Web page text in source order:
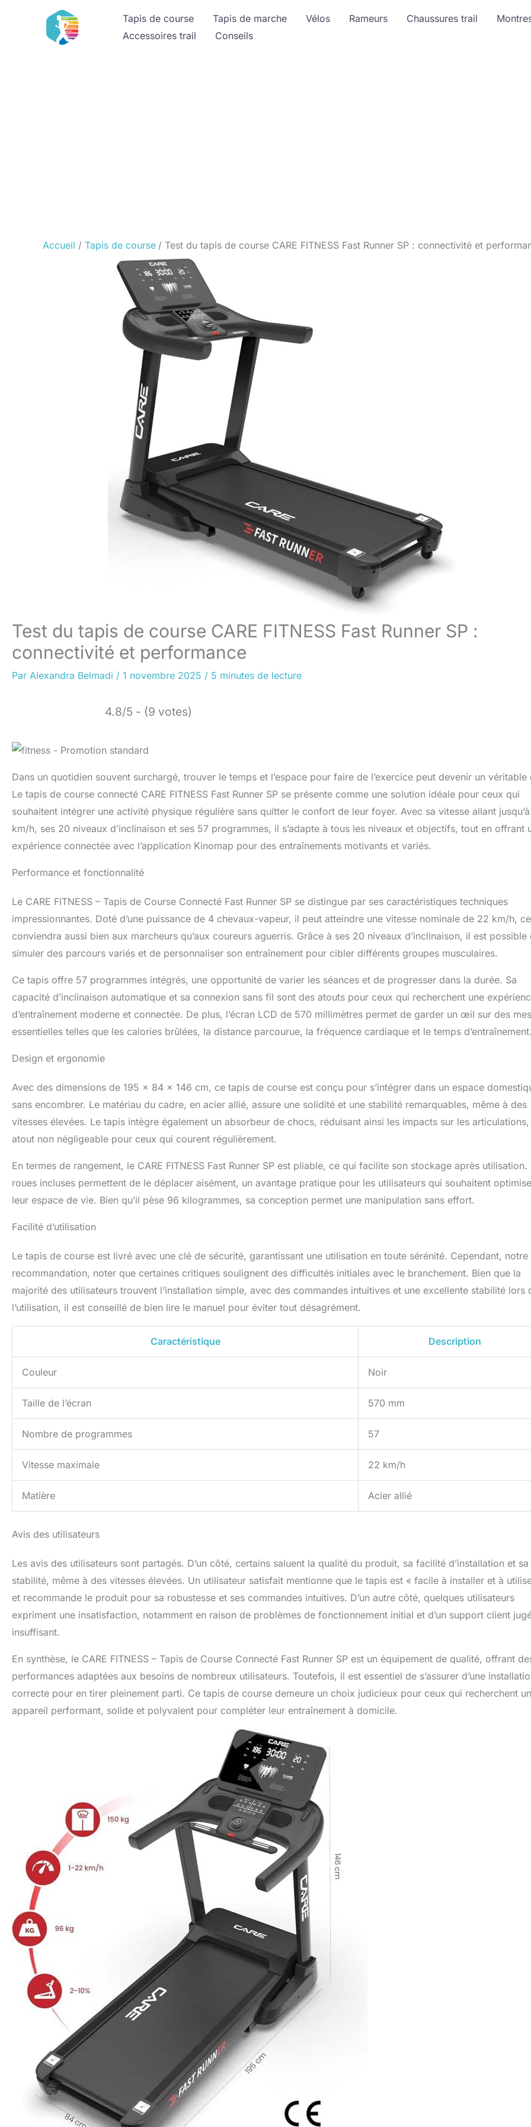
Tapis de course Tapis de marche Vélos Rameurs Chaussures trail
Accessoires trail
Conseils
Accueil Tapis de course Test du tapis de course CARE FITNESS Fast Runner SP : connectivité et
Test du tapis de course CARE FITNESS Fast Runner SP :
connectivité et performance
Par Alexandra Belmadi / 1 novembre 2025 / 5 minutes de lecture
4.8/5 - (9 votes)
Dans un quotidien souvent surchargé, trouver le temps et l’espace pour faire de l’exercice peut devenir un véritable
Le tapis de course connecté CARE FITNESS Fast Runner SP se présente comme une solution idéale pour ceux qui
souhaitent intégrer une activité physique régulière sans quitter le confort de leur foyer. Avec sa vitesse allant
km/h, ses 20 niveaux d’inclinaison et ses 57 programmes, il s’adapte à tous les niveaux et objectifs, tout en offrant
expérience connectée avec l’application Kinomap pour des entraînements motivants et variés.
Performance et fonctionnalité
Le CARE FITNESS – Tapis de Course Connecté Fast Runner SP se distingue par ses caractéristiques techniques
impressionnantes. Doté d’une puissance de 4 chevaux-vapeur, il peut atteindre une vitesse nominale de 22 km/h,
conviendra aussi bien aux marcheurs qu’aux coureurs aguerris. Grâce à ses 20 niveaux d’inclinaison, il est possible
simuler des parcours variés et de personnaliser son entraînement pour cibler différents groupes musculaires.
Ce tapis offre 57 programmes intégrés, une opportunité de varier les séances et de progresser dans la durée. Sa
capacité d’inclinaison automatique et sa connexion sans fil sont des atouts pour ceux qui recherchent une
d’entraînement moderne et connectée. De plus, l’écran LCD de 570 millimètres permet de garder un œil sur des
essentielles telles que les calories brûlées, la distance parcourue, la fréquence cardiaque et le temps
Design et ergonomie
Avec des dimensions de 195 x 84 x 146 cm, ce tapis de course est conçu pour s’intégrer dans un espace
sans encombrer. Le matériau du cadre, en acier allié, assure une solidité et une stabilité remarquables, même à des
vitesses élevées. Le tapis intègre également un absorbeur de chocs, réduisant ainsi les impacts sur les
atout non négligeable pour ceux qui courent régulièrement.
En termes de rangement, le CARE FITNESS Fast Runner SP est pliable, ce qui facilite son stockage après utilisation.
roues incluses permettent de le déplacer aisément, un avantage pratique pour les utilisateurs qui souhaitent
leur espace de vie. Bien qu’il pèse 96 kilogrammes, sa conception permet une manipulation sans effort.
Facilité d’utilisation
Le tapis de course est livré avec une clé de sécurité, garantissant une utilisation en toute sérénité. Cependant, notre
recommandation, noter que certaines critiques soulignent des difficultés initiales avec le branchement. Bien que la
majorité des utilisateurs trouvent l’installation simple, avec des commandes intuitives et une excellente stabilité lors
l’utilisation, il est conseillé de bien lire le manuel pour éviter tout désagrément.
Caractéristique Description
Couleur Noir
Taille de l’écran 570 mm
Nombre de programmes 57
Vitesse maximale 22 km/h
Matière Acier allié
Avis des utilisateurs
Les avis des utilisateurs sont partagés. D’un côté, certains saluent la qualité du produit, sa facilité d’installation et sa
stabilité, même à des vitesses élevées. Un utilisateur satisfait mentionne que le tapis est « facile à installer et à
et recommande le produit pour sa robustesse et ses commandes intuitives. D’un autre côté, quelques utilisateurs
expriment une insatisfaction, notamment en raison de problèmes de fonctionnement initial et d’un support client
insuffisant.
En synthèse, le CARE FITNESS – Tapis de Course Connecté Fast Runner SP est un équipement de qualité, offrant
performances adaptées aux besoins de nombreux utilisateurs. Toutefois, il est essentiel de s’assurer d’une
correcte pour en tirer pleinement parti. Ce tapis de course demeure un choix judicieux pour ceux qui recherchent un
appareil performant, solide et polyvalent pour compléter leur entraînement à domicile.